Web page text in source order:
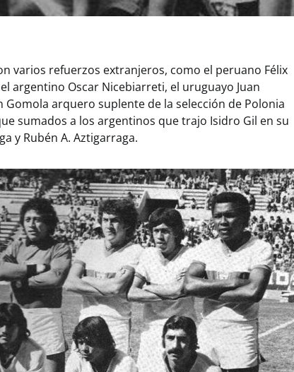
varios refuerzos extranjeros, como el peruano Félix
argentino Oscar Nicebiarreti, el uruguayo Juan
Gomola arquero suplente de la selección de Polonia
sumados a los argentinos que trajo Isidro Gil en su
y Rubén A. Aztigarraga.